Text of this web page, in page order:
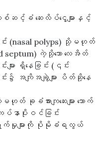
ဆင့်ခံ ဆေးလိပ်ငွေ့များနှင့်
င်း (nasal polyps) သို့မဟုတ်
septum) ကဲ့သို့သော လေအိတ်
း ရှိနေခြင်း (၎င်း
း၌ အကျိအချွဲများ ပိတ်ဆို့နေ
ခုခံအားကျဆေးများ သောက်
ပ်နာပိုးဝင်ခြင်း
ောက်မှုများကို ပိုမိုခံရလွယ်